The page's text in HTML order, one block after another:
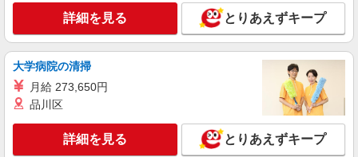
派遣社員
株式会社シエロ
【au】の携帯販売スタッフ
時給1250円〜 ※残業代支給 ★交通費別途支給
+゜ 入社祝い金10万円支給(規定有) お友達を紹介
い・週払い可能（規程有）★ ゜・。○。・゜
+゜・。○。・゜+゜
キープ 詳細を見る
詳細を見る とりあえずキープ
大学病院の清掃
月給 273,650円
品川区
詳細を見る とりあえずキープ